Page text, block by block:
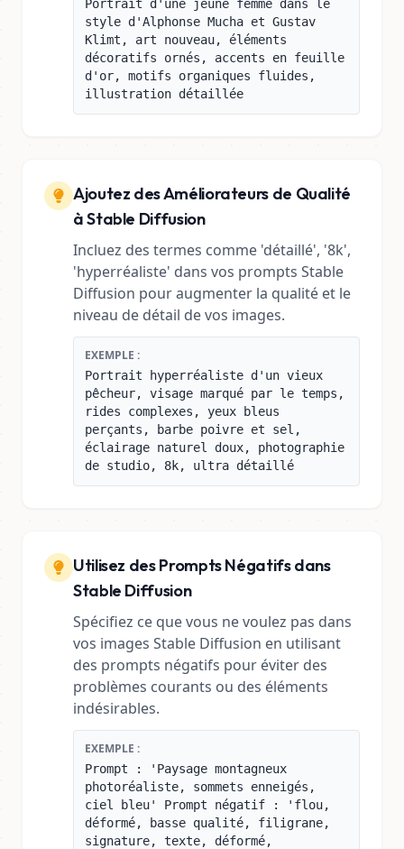
Portrait d'une jeune femme dans le
style d'Alphonse Mucha et Gustav
Klimt, art nouveau, éléments
décoratifs ornés, accents en feuille
d'or, motifs organiques fluides,
illustration détaillée
Ajoutez des Améliorateurs de Qualité
à Stable Diffusion
Incluez des termes comme 'détaillé', '8k',
'hyperréaliste' dans vos prompts Stable
Diffusion pour augmenter la qualité et le
niveau de détail de vos images.
EXEMPLE :
Portrait hyperréaliste d'un vieux
pêcheur, visage marqué par le temps,
rides complexes, yeux bleus
perçants, barbe poivre et sel,
éclairage naturel doux, photographie
de studio, 8k, ultra détaillé
Utilisez des Prompts Négatifs dans
Stable Diffusion
Spécifiez ce que vous ne voulez pas dans
vos images Stable Diffusion en utilisant
des prompts négatifs pour éviter des
problèmes courants ou des éléments
indésirables.
EXEMPLE :
Prompt : 'Paysage montagneux
photoréaliste, sommets enneigés,
ciel bleu' Prompt négatif : 'flou,
déformé, basse qualité, filigrane,
signature, texte, déformé,